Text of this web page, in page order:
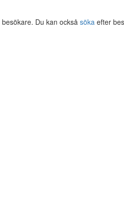
Du kan också söka efter